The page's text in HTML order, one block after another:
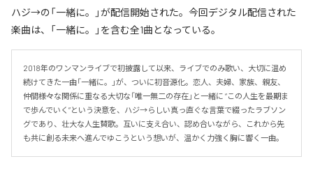
ハジ→の「一緒に。」が配信開始された。今回デジタル配信された
楽曲は、「一緒に。」を含む全1曲となっている。
2018年のワンマンライブで初披露して以来、ライブでのみ歌い、大切に温め
続けてきた一曲「一緒に。」が、ついに初音源化。恋人、夫婦、家族、親友、
仲間――様々な関係に重なる大切な「唯一無二の存在」と一緒に “この人生を最期ま
で歩んでいく”という決意を、ハジ→らしい真っ直ぐな言葉で綴ったラブソン
グであり、壮大な人生賛歌。互いに支え合い、認め合いながら、これから先
も共に創る未来へ進んでゆこうという想いが、温かく力強く胸に響く一曲。